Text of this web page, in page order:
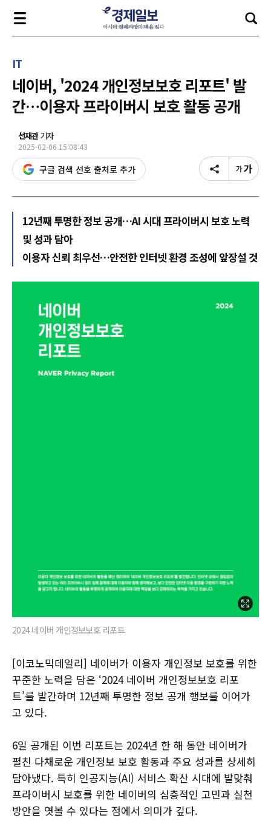
IT
네이버, '2024 개인정보보호 리포트' 발
간…이용자 프라이버시 보호 활동 공개
선재관기자
2025-02-06 15:08:43
구글 검색 선호 출처로 추가
12년째 투명한 정보 공개…AI 시대 프라이버시 보호 노력
및 성과 담아
이용자 신뢰 최우선…안전한 인터넷 환경 조성에 앞장설 것
2024 네이버 개인정보보호 리포트
[이코노믹데일리] 네이버가 이용자 개인정보 보호를 위한
꾸준한 노력을 담은 ‘2024 네이버 개인정보보호 리포
트’를 발간하며 12년째 투명한 정보 공개 행보를 이어가
고 있다.
6일 공개된 이번 리포트는 2024년 한 해 동안 네이버가
펼친 다채로운 개인정보 보호 활동과 주요 성과를 상세히
담아냈다. 특히 인공지능(AI) 서비스 확산 시대에 발맞춰
프라이버시 보호를 위한 네이버의 심층적인 고민과 실천
방안을 엿볼 수 있다는 점에서 의미가 깊다.